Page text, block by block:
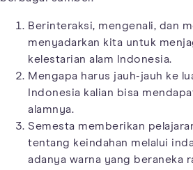
Berinteraksi, mengenali, dan
menyadarkan kita untuk
kelestarian alam Indonesia.
Mengapa harus jauh-jauh ke
Indonesia kalian bisa
alamnya.
Semesta memberikan
tentang keindahan melalui
adanya warna yang beraneka